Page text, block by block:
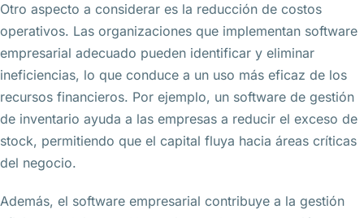
Otro aspecto a considerar es la reducción de costos
operativos. Las organizaciones que implementan software
empresarial adecuado pueden identificar y eliminar
ineficiencias, lo que conduce a un uso más eficaz de los
recursos financieros. Por ejemplo, un software de gestión
de inventario ayuda a las empresas a reducir el exceso de
stock, permitiendo que el capital fluya hacia áreas críticas
del negocio.
Además, el software empresarial contribuye a la gestión